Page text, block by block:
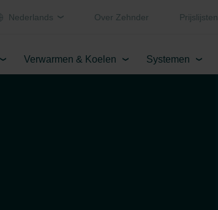
Nederlands Over Zehnder Prijslijsten
Verwarmen & Koelen Systemen